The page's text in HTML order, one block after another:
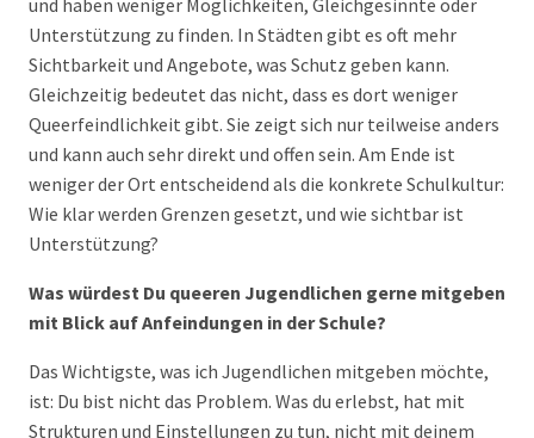
und haben weniger Möglichkeiten, Gleichgesinnte oder
Unterstützung zu finden. In Städten gibt es oft mehr
Sichtbarkeit und Angebote, was Schutz geben kann.
Gleichzeitig bedeutet das nicht, dass es dort weniger
Queerfeindlichkeit gibt. Sie zeigt sich nur teilweise anders
und kann auch sehr direkt und offen sein. Am Ende ist
weniger der Ort entscheidend als die konkrete Schulkultur:
Wie klar werden Grenzen gesetzt, und wie sichtbar ist
Unterstützung?
Was würdest Du queeren Jugendlichen gerne mitgeben
mit Blick auf Anfeindungen in der Schule?
Das Wichtigste, was ich Jugendlichen mitgeben möchte,
ist: Du bist nicht das Problem. Was du erlebst, hat mit
Strukturen und Einstellungen zu tun, nicht mit deinem